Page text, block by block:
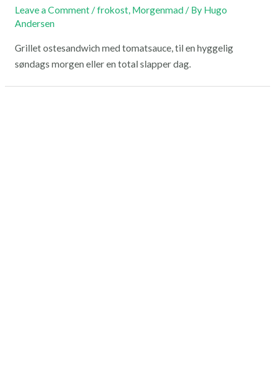
Leave a Comment /frokost, Morgenmad/ By Hugo
Andersen
Grillet ostesandwich med tomatsauce, til en hyggelig
søndags morgen eller en total slapper dag.